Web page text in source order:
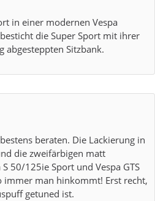
in einer modernen Vespa
die Super Sport mit ihrer
abgesteppten Sitzbank.
beraten. Die Lackierung in
die zweifärbigen matt
50/125ie Sport und Vespa GTS
man hinkommt! Erst recht,
getuned ist.